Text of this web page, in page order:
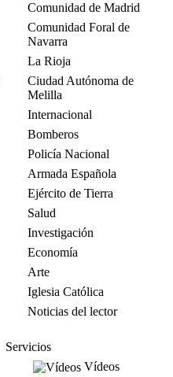
Comunidad de Madrid
Comunidad Foral de
Navarra
La Rioja
Ciudad Autónoma de
Melilla
Internacional
Bomberos
Policía Nacional
Armada Española
Ejército de Tierra
Salud
Investigación
Economía
Arte
Iglesia Católica
Noticias del lector
Servicios
Vídeos